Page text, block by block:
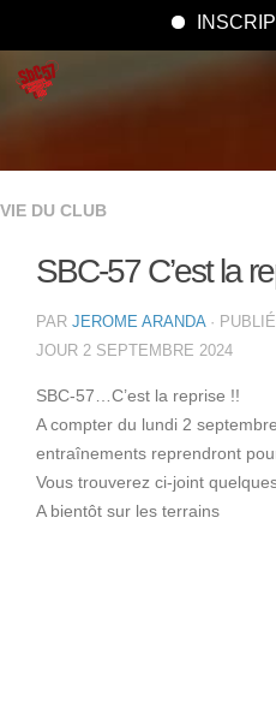
VIE DU CLUB
SBC-57 C’est la
PAR JEROME ARANDA · PUBLIÉ
JOUR 2 SEPTEMBRE 2024
SBC-57…C’est la reprise !!
A compter du lundi 2
entraînements reprendront
Vous trouverez ci-joint
A bientôt sur les terrains